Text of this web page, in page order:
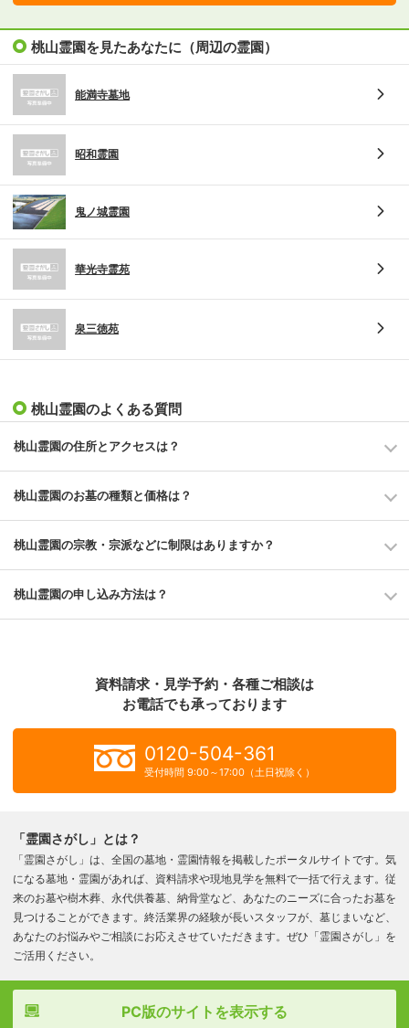
桃山霊園を見たあなたに（周辺の霊園）
能満寺墓地
昭和霊園
鬼ノ城霊園
華光寺霊苑
泉三徳苑
桃山霊園のよくある質問
桃山霊園の住所とアクセスは？
桃山霊園のお墓の種類と価格は？
桃山霊園の宗教・宗派などに制限はありますか？
桃山霊園の申し込み方法は？
資料請求・見学予約・各種ご相談は
お電話でも承っております
0120-504-361
受付時間 9:00～17:00（土日祝除く）
「霊園さがし」とは？
「霊園さがし」は、全国の墓地・霊園情報を掲載したポータルサイトです。気
になる墓地・霊園があれば、資料請求や現地見学を無料で一括で行えます。従
来のお墓や樹木葬、永代供養墓、納骨堂など、あなたのニーズに合ったお墓を
見つけることができます。終活業界の経験が長いスタッフが、墓じまいなど、
あなたのお悩みやご相談にお応えさせていただきます。ぜひ「霊園さがし」を
ご活用ください。
PC版のサイトを表示する